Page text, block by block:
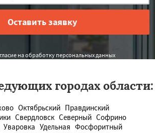
на обработку персональных данных
городах области:
Октябрьский Правдинский
Свердловск Северный Софрино
Уваровка Удельная Фосфоритный